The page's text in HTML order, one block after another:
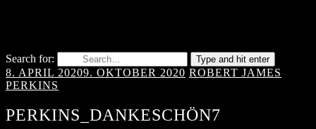
Search for: Type and hit enter
8. APRIL 20209. OKTOBER 2020 ROBERT JAMES
PERKINS
PERKINS_DANKESCHÖN7